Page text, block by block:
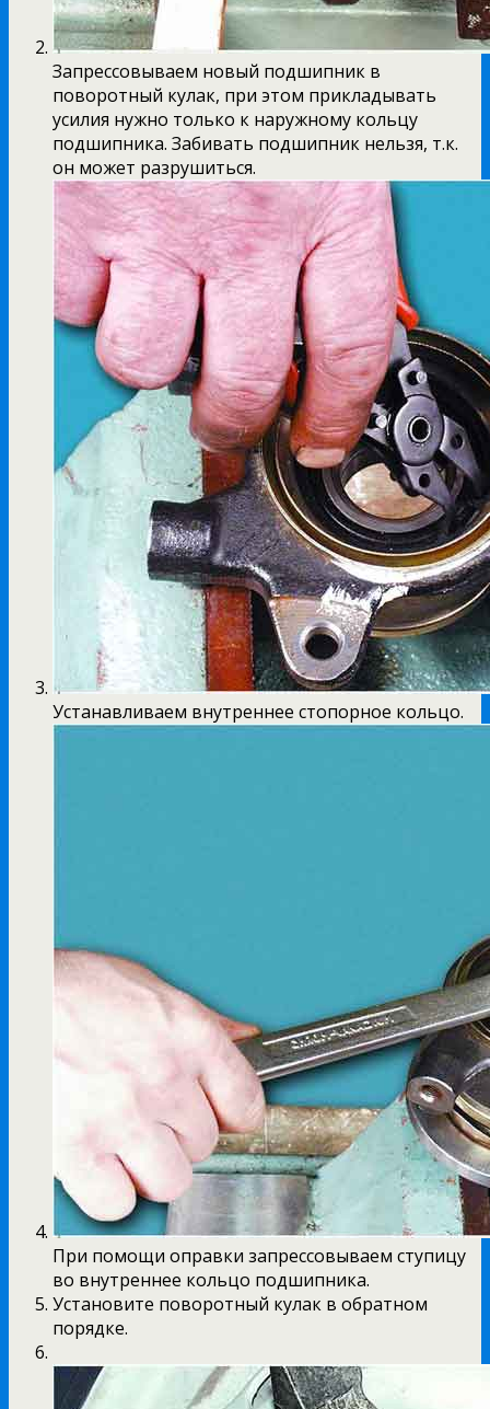
Запрессовываем новый подшипник в
поворотный кулак, при этом прикладывать
усилия нужно только к наружному кольцу
подшипника. Забивать подшипник нельзя, т.к.
он может разрушиться.
Устанавливаем внутреннее стопорное кольцо.
При помощи оправки запрессовываем ступицу
во внутреннее кольцо подшипника.
Установите поворотный кулак в обратном
порядке.